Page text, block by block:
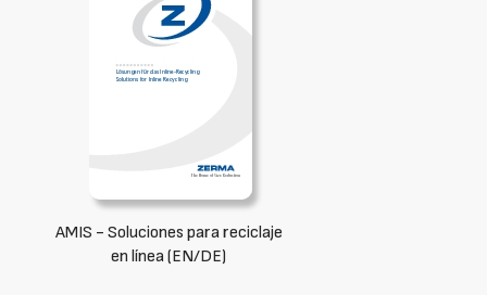
AMIS - Soluciones para reciclaje
en línea (EN/DE)